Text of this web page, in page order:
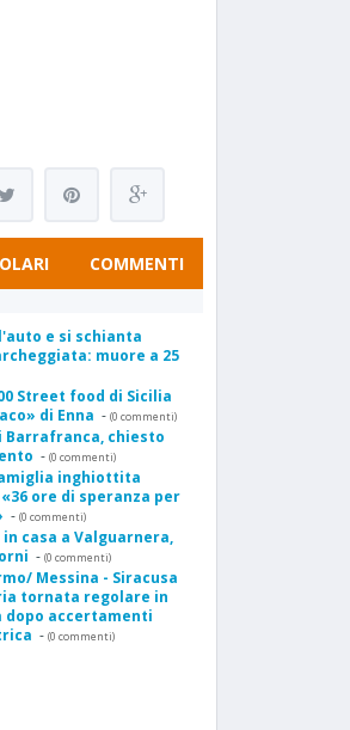
COMMENTI
e si schianta
muore a 25
Street food di Sicilia
di Enna - (0 commenti)
chiesto
- (0 commenti)
inghiottita
ore di speranza per
- (0 commenti)
casa a Valguarnera,
- (0 commenti)
Messina - Siracusa
tornata regolare in
dopo accertamenti
- (0 commenti)